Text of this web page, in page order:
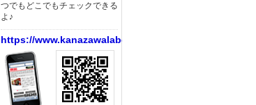
つでもどこでもチェックできる
よ♪
https://www.kanazawalabo.net/